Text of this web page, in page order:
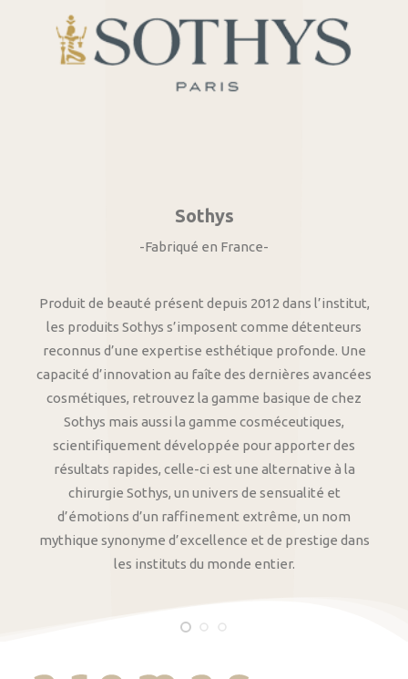
Sothys
-Fabriqué en France-
Produit de beauté présent depuis 2012 dans l’institut,
les produits Sothys s’imposent comme détenteurs
reconnus d’une expertise esthétique profonde. Une
capacité d’innovation au faîte des dernières avancées
cosmétiques, retrouvez la gamme basique de chez
Sothys mais aussi la gamme cosméceutiques,
scientifiquement développée pour apporter des
résultats rapides, celle-ci est une alternative à la
chirurgie Sothys, un univers de sensualité et
d’émotions d’un raffinement extrême, un nom
mythique synonyme d’excellence et de prestige dans
les instituts du monde entier.